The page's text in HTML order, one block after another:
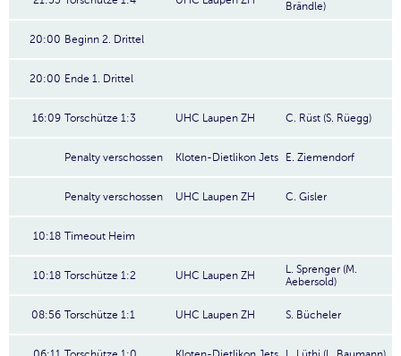
Brändle)
20:00 Beginn 2. Drittel
20:00 Ende 1. Drittel
16:09 Torschütze 1:3 UHC Laupen ZH C. Rüst (S. Rüegg)
Penalty verschossen Kloten-Dietlikon Jets E. Ziemendorf
Penalty verschossen UHC Laupen ZH C. Gisler
10:18 Timeout Heim
10:18 Torschütze 1:2 UHC Laupen ZH
L. Sprenger (M.
Aebersold)
08:56 Torschütze 1:1 UHC Laupen ZH S. Bücheler